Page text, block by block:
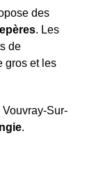
des
. Les
de
gros et les
Sur-
.